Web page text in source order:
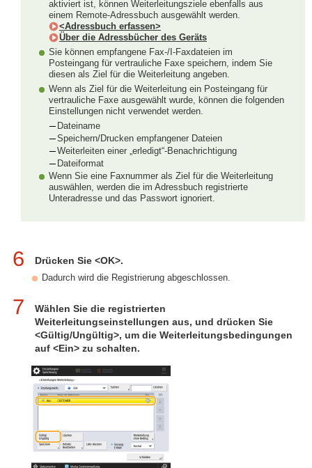
aktiviert ist, können Weiterleitungsziele ebenfalls aus
einem Remote-Adressbuch ausgewählt werden.
<Adressbuch erfassen>
Über die Adressbücher des Geräts
Sie können empfangene Fax-/I-Faxdateien im
Posteingang für vertrauliche Faxe speichern, indem Sie
diesen als Ziel für die Weiterleitung angeben.
Wenn als Ziel für die Weiterleitung ein Posteingang für
vertrauliche Faxe ausgewählt wurde, können die folgenden
Einstellungen nicht verwendet werden.
Dateiname
Speichern/Drucken empfangener Dateien
Weiterleiten einer „erledigt“-Benachrichtigung
Dateiformat
Wenn Sie eine Faxnummer als Ziel für die Weiterleitung
auswählen, werden die im Adressbuch registrierte
Unteradresse und das Passwort ignoriert.
6 Drücken Sie <OK>.
Dadurch wird die Registrierung abgeschlossen.
7
Wählen Sie die registrierten
Weiterleitungseinstellungen aus, und drücken Sie
<Gültig/Ungültig>, um die Weiterleitungsbedingungen
auf <Ein> zu schalten.